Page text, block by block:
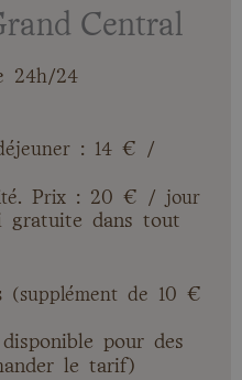
Central
24h/24
: 14 € /
Prix : 20 € / jour
gratuite dans tout
(supplément de 10 €
pour des
le tarif)